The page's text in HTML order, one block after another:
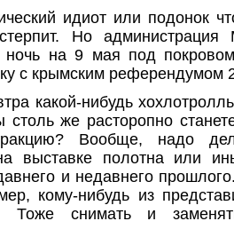
идиот или подонок
Но администрация
ночь на 9 мая под
с крымским референдумом
какой-нибудь
же расторопно
Вообще, надо
выставке полотна или
и недавнего
кому-нибудь из
Тоже снимать и